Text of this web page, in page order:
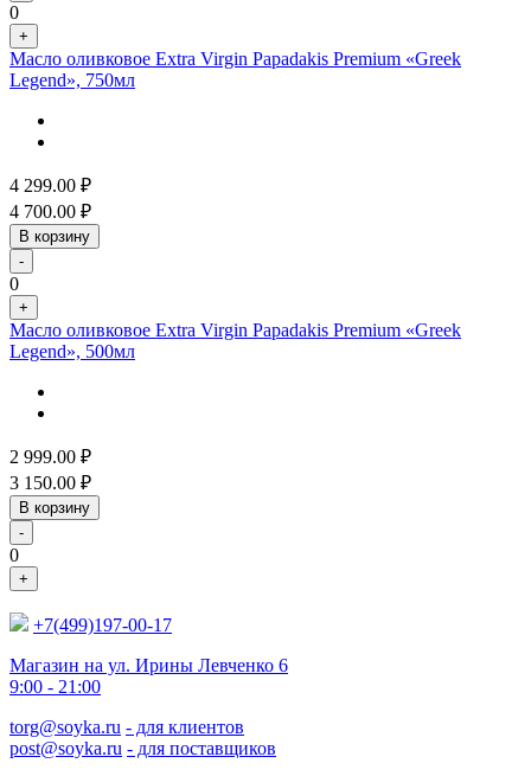
0
+
Масло оливковое Extra Virgin Papadakis Premium «Greek
Legend», 750мл
4 299.00 ₽
4 700.00 ₽
В корзину
-
0
+
Масло оливковое Extra Virgin Papadakis Premium «Greek
Legend», 500мл
2 999.00 ₽
3 150.00 ₽
В корзину
-
0
+
+7(499)197-00-17
Магазин на ул. Ирины Левченко 6
9:00 - 21:00
torg@soyka.ru - для клиентов
post@soyka.ru - для поставщиков